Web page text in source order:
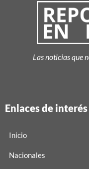
Las noticias que
Enlaces de interés
Inicio
Nacionales